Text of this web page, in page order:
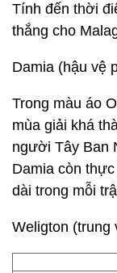
Tính đến thời
thắng cho
Damia (hậu vệ
Trong màu áo
mùa giải khá
người Tây Ban
Damia còn
dài trong mỗi
Weligton (trung